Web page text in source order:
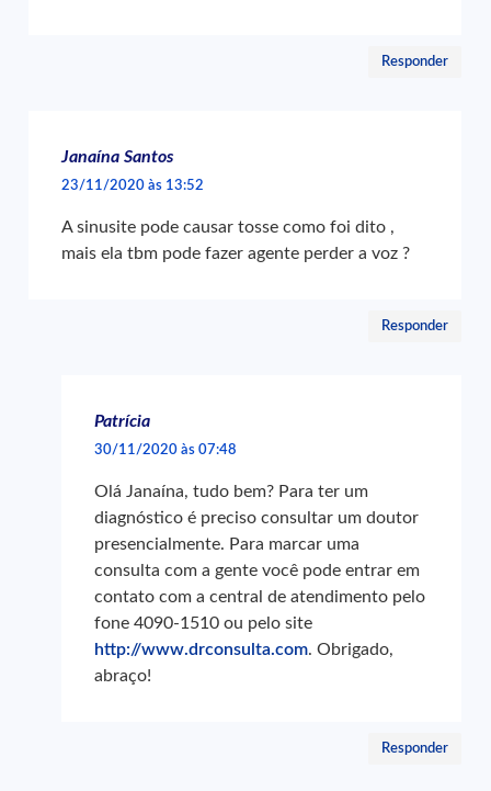
Responder
Janaína Santos
23/11/2020 às 13:52
A sinusite pode causar tosse como foi dito ,
mais ela tbm pode fazer agente perder a voz ?
Responder
Patrícia
30/11/2020 às 07:48
Olá Janaína, tudo bem? Para ter um
diagnóstico é preciso consultar um doutor
presencialmente. Para marcar uma
consulta com a gente você pode entrar em
contato com a central de atendimento pelo
fone 4090-1510 ou pelo site
http://www.drconsulta.com. Obrigado,
abraço!
Responder